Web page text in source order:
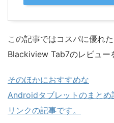
この記事ではコスパに優れた
Blackiview Tab7のレビュー
そのほかにおすすめな
Androidタブレットのまとめ
リンクの記事です。